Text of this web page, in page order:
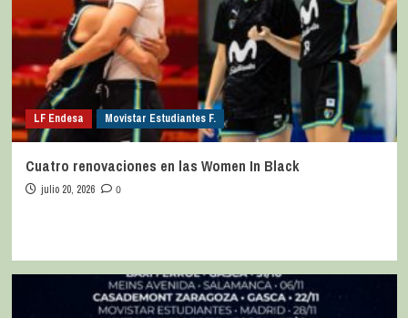
LF Endesa Movistar Estudiantes F.
Cuatro renovaciones en las Women In Black
julio 20, 2026 0